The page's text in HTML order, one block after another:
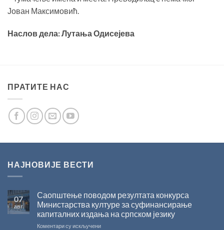
Јован Максимовић.
Наслов дела: Лутања Одисејева
ПРАТИТЕ НАС
НАЈНОВИЈЕ ВЕСТИ
07
авг
Саопштење поводом резултата конкурса
Министарства културе за суфинансирање
капиталних издања на српском језику
Коментари су искљученина